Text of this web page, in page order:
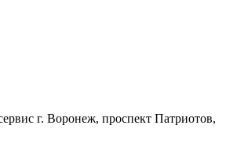
г. Воронеж, проспект Патриотов,